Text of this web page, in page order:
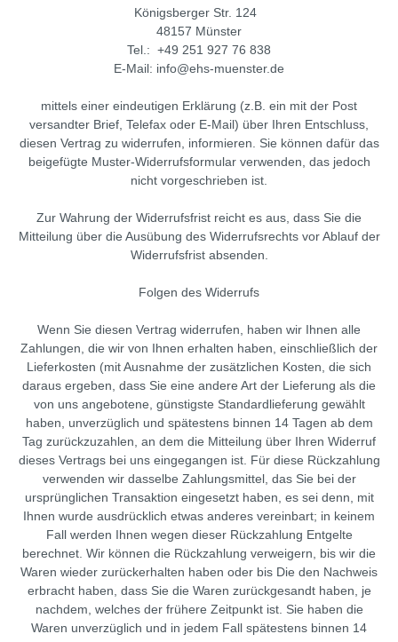
Königsberger Str. 124
48157 Münster
Tel.: +49 251 927 76 838
E-Mail: info@ehs-muenster.de
mittels einer eindeutigen Erklärung (z.B. ein mit der Post
versandter Brief, Telefax oder E-Mail) über Ihren Entschluss,
diesen Vertrag zu widerrufen, informieren. Sie können dafür das
beigefügte Muster-Widerrufsformular verwenden, das jedoch
nicht vorgeschrieben ist.
Zur Wahrung der Widerrufsfrist reicht es aus, dass Sie die
Mitteilung über die Ausübung des Widerrufsrechts vor Ablauf der
Widerrufsfrist absenden.
Folgen des Widerrufs
Wenn Sie diesen Vertrag widerrufen, haben wir Ihnen alle
Zahlungen, die wir von Ihnen erhalten haben, einschließlich der
Lieferkosten (mit Ausnahme der zusätzlichen Kosten, die sich
daraus ergeben, dass Sie eine andere Art der Lieferung als die
von uns angebotene, günstigste Standardlieferung gewählt
haben, unverzüglich und spätestens binnen 14 Tagen ab dem
Tag zurückzuzahlen, an dem die Mitteilung über Ihren Widerruf
dieses Vertrags bei uns eingegangen ist. Für diese Rückzahlung
verwenden wir dasselbe Zahlungsmittel, das Sie bei der
ursprünglichen Transaktion eingesetzt haben, es sei denn, mit
Ihnen wurde ausdrücklich etwas anderes vereinbart; in keinem
Fall werden Ihnen wegen dieser Rückzahlung Entgelte
berechnet. Wir können die Rückzahlung verweigern, bis wir die
Waren wieder zurückerhalten haben oder bis Die den Nachweis
erbracht haben, dass Sie die Waren zurückgesandt haben, je
nachdem, welches der frühere Zeitpunkt ist. Sie haben die
Waren unverzüglich und in jedem Fall spätestens binnen 14